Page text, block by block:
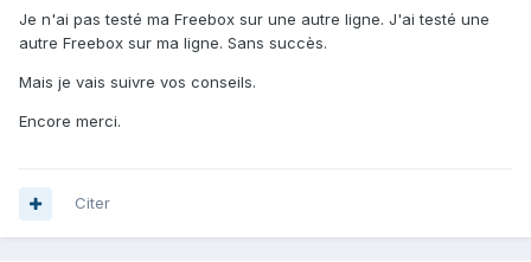
Je n'ai pas testé ma Freebox sur une autre ligne. J'ai testé une
autre Freebox sur ma ligne. Sans succès.
Mais je vais suivre vos conseils.
Encore merci.
Citer